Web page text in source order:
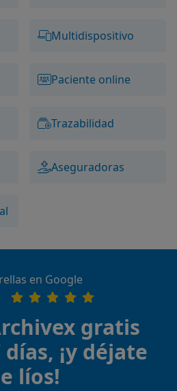
Multidispositivo
Paciente online
Trazabilidad
Aseguradoras
en Google
gratis
¡y déjate
líos!